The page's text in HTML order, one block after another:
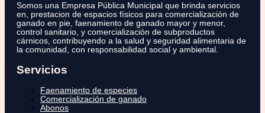
Somos una Empresa Pública Municipal que brinda servicios
en, prestacion de espacios físicos para comercialización de
ganado en pie, faenamiento de ganado mayor y menor,
control sanitario, y comercialización de subproductos
cárnicos, contribuyendo a la salud y seguridad alimentaria de
la comunidad, con responsabilidad social y ambiental.
Servicios
Faenamiento de especies
Comercialización de ganado
Abonos